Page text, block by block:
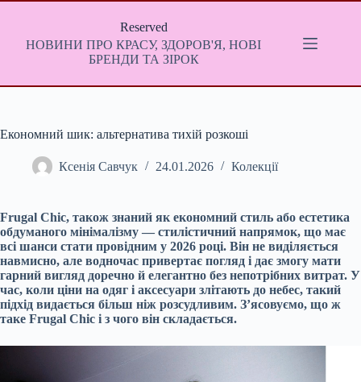
Перейти
Reserved
НОВИНИ ПРО КРАСУ, ЗДОРОВ'Я, НОВІ
БРЕНДИ ТА ЗІРОК
Економний шик: альтернатива тихій розкоші
Ксенія Савчук 24.01.2026 Колекції
Frugal Chic, також знаний як економний стиль або естетика
обдуманого мінімалізму — стилістичний напрямок, що має
всі шанси стати провідним у 2026 році. Він не виділяється
навмисно, але водночас привертає погляд і дає змогу мати
гарний вигляд доречно й елегантно без непотрібних витрат. У
час, коли ціни на одяг і аксесуари злітають до небес, такий
підхід видається більш ніж розсудливим. З’ясовуємо, що ж
таке Frugal Chic і з чого він складається.